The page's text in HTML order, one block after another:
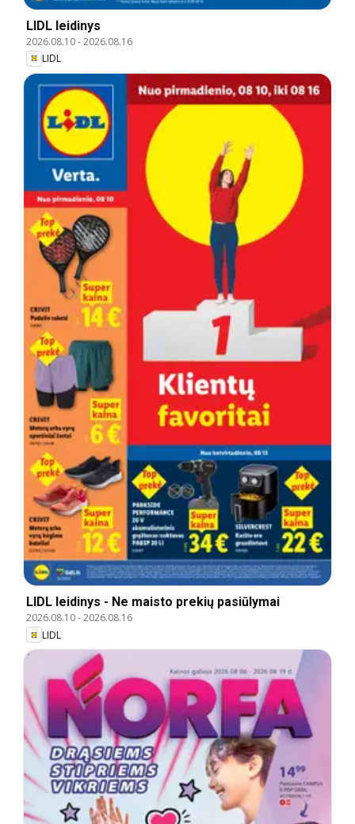
LIDL leidinys
2026.08.10-2026.08.16
LIDL
LIDL leidinys - Ne maisto prekių pasiūlymai
2026.08.10-2026.08.16
LIDL